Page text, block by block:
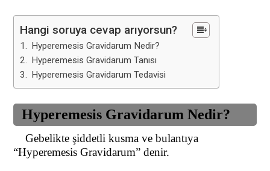
Hangi soruya cevap arıyorsun?
Hyperemesis Gravidarum Nedir?
Hyperemesis Gravidarum Tanısı
Hyperemesis Gravidarum Tedavisi
Hyperemesis Gravidarum Nedir?
Gebelikte şiddetli kusma ve bulantıya
“Hyperemesis Gravidarum” denir.